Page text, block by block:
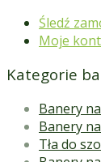
Śledź
Moje
Kategorie
Banery
Banery
Tła do